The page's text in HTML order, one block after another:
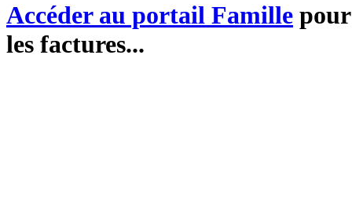
Accéder au portail Famille
les factures...